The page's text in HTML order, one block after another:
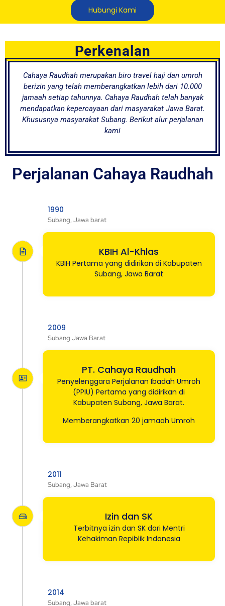
Hubungi Kami
Perkenalan
Cahaya Raudhah merupakan biro travel haji dan umroh
berizin yang telah memberangkatkan lebih dari 10.000
jamaah setiap tahunnya. Cahaya Raudhah telah banyak
mendapatkan kepercayaan dari masyarakat Jawa Barat.
Khususnya masyarakat Subang. Berikut alur perjalanan
kami
Perjalanan Cahaya Raudhah
1990
Subang, Jawa barat
KBIH Al-Khlas
KBIH Pertama yang didirikan di Kabupaten
Subang, Jawa Barat
2009
Subang Jawa Barat
PT. Cahaya Raudhah
Penyelenggara Perjalanan Ibadah Umroh
(PPIU) Pertama yang didirikan di
Kabupaten Subang, Jawa Barat.
Memberangkatkan 20 jamaah Umroh
2011
Subang, Jawa Barat
Izin dan SK
Terbitnya izin dan SK dari Mentri
Kehakiman Repiblik Indonesia
2014
Subang, Jawa barat